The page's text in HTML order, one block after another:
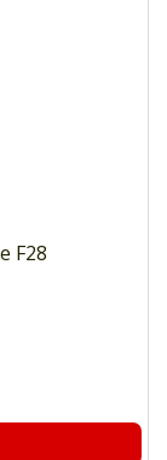
F28